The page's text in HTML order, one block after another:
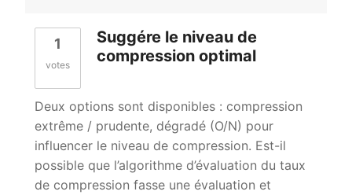
1
votes
Suggére le niveau de
compression optimal
Deux options sont disponibles : compression
extrême / prudente, dégradé (O/N) pour
influencer le niveau de compression. Est-il
possible que l’algorithme d’évaluation du taux
de compression fasse une évaluation et